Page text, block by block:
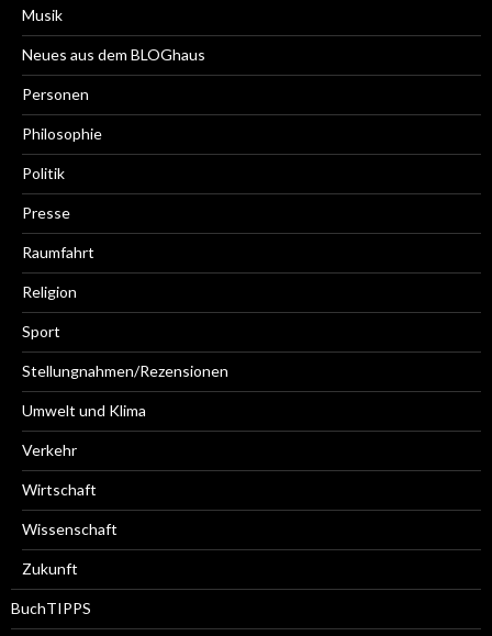
Musik
Neues aus dem BLOGhaus
Personen
Philosophie
Politik
Presse
Raumfahrt
Religion
Sport
Stellungnahmen/Rezensionen
Umwelt und Klima
Verkehr
Wirtschaft
Wissenschaft
Zukunft
BuchTIPPS